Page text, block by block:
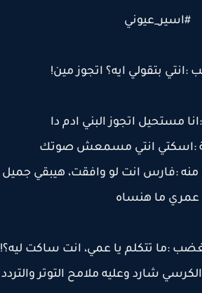
#اسير_عيوني
بتقولي ايه؟ اتجوز مين!
مستحيل اتجوز البني ادم دا
:اسكتي انتي مسمعش صوتك
:فارس انت لو وافقت، هيبقي جميل
ما هنساه
:ما تتكلم يا عمي، انت ساكت ليه؟!
شارد وعليه ملامح التوتر والتردد